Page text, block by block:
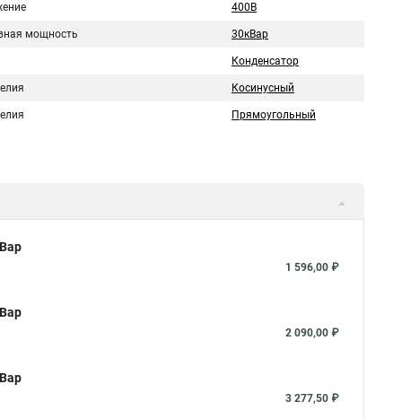
400В
мощность 30кВар
Конденсатор
Косинусный
Прямоугольный
1 596,00 ₽
2 090,00 ₽
3 277,50 ₽